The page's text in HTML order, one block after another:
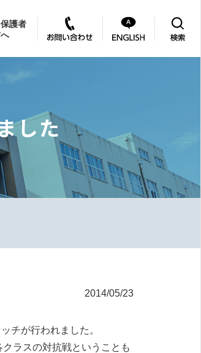
護者
した
2014/05/23
チが行われました。
ラスの対抗戦ということも